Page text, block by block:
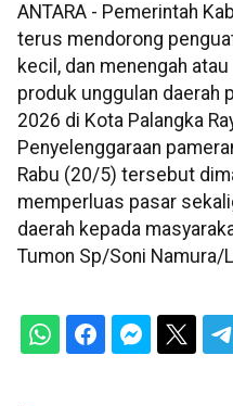
ANTARA - Pemerintah
terus mendorong
kecil, dan menengah
produk unggulan daerah
2026 di Kota Palangka
Penyelenggaraan
Rabu (20/5) tersebut
memperluas pasar
daerah kepada
Tumon Sp/Soni Namura/